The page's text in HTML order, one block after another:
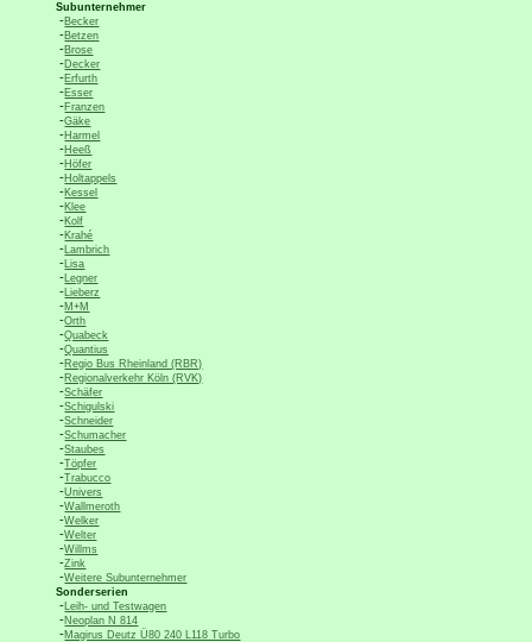
Subunternehmer
-Becker
-Betzen
-Brose
-Decker
-Erfurth
-Esser
-Franzen
-Gäke
-Harmel
-Heeß
-Höfer
-Holtappels
-Kessel
-Klee
-Kolf
-Krahé
-Lambrich
-Lisa
-Legner
-Lieberz
-M+M
-Orth
-Quabeck
-Quantius
-Regio Bus Rheinland (RBR)
-Regionalverkehr Köln (RVK)
-Schäfer
-Schigulski
-Schneider
-Schumacher
-Staubes
-Töpfer
-Trabucco
-Univers
-Wallmeroth
-Welker
-Welter
-Willms
-Zink
-Weitere Subunternehmer
Sonderserien
-Leih- und Testwagen
-Neoplan N 814
-Magirus Deutz Ü80 240 L118 Turbo